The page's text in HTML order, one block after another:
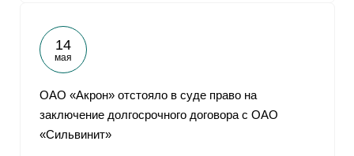
14
мая
ОАО «Акрон» отстояло в суде право на
заключение долгосрочного договора с ОАО
«Сильвинит»